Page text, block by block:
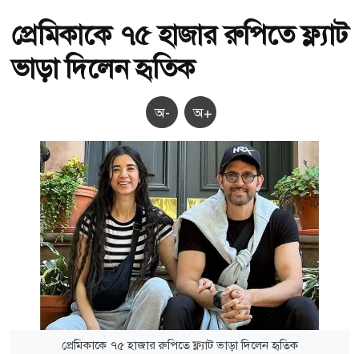
প্রেমিকাকে ৭৫ হাজার রুপিতে ফ্ল্যাট
ভাড়া দিলেন হৃতিক
অ- অ+
প্রেমিকাকে ৭৫ হাজার রুপিতে ফ্ল্যাট ভাড়া দিলেন হৃতিক